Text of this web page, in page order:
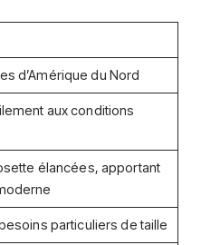
d’Amérique du Nord
aux conditions
élancées, apportant
particuliers de taille